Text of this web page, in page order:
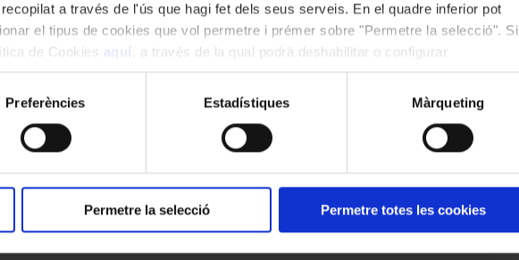
a través de l'ús que hagi fet dels seus serveis. En el quadre inferior pot
el tipus de cookies que vol permetre i prémer sobre "Permetre la selecció". Si
de Cookies aquí
, a través de la qual podrà deshabilitar o configurar
Preferències Estadístiques Màrqueting
Permetre la selecció Permetre totes les cookies